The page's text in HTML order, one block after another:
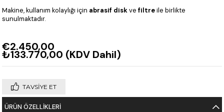
Makine, kullanım kolaylığı için abrasif diskvefiltreile birlikte
sunulmaktadır.
€2.450,00
₺133.770,00 (KDV Dahil)
TAVSIYE ET
ÜRÜN ÖZELLIKLERI